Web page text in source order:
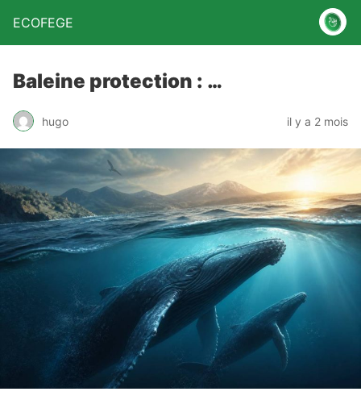
ECOFEGE
Baleine protection : …
hugo il y a 2 mois